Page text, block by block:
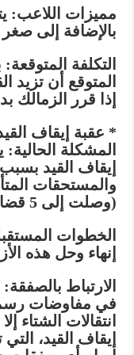
مميزات اللاعب:
بالإضافة إلى
التكلفة
المتوقع أن تزيد
إذا قرر
* عقبة إيقاف
المشكلة الحالية:
إيقاف القيد
والمستحقات
(وصلت إلى 5 قضايا مؤخرًا).
الخطوات
إنهاء وحل هذه
الارتباط
في مفاوضات
انتقالات
إيقاف القيد،